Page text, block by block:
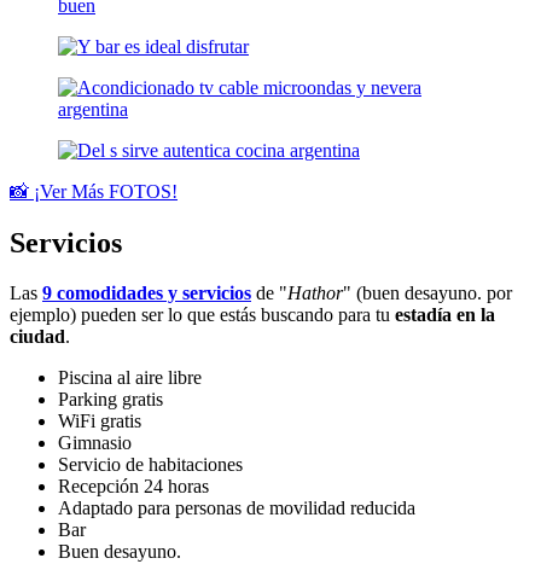
📸 ¡Ver Más FOTOS!
Servicios
Las 9 comodidades y servicios de "Hathor" (buen desayuno. por
ejemplo) pueden ser lo que estás buscando para tu estadía en la
ciudad.
Piscina al aire libre
Parking gratis
WiFi gratis
Gimnasio
Servicio de habitaciones
Recepción 24 horas
Adaptado para personas de movilidad reducida
Bar
Buen desayuno.